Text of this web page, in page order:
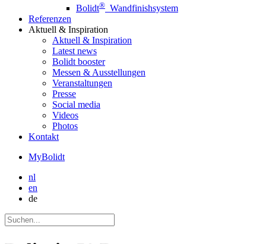
Bolidt® Wandfinishsystem
Referenzen
Aktuell & Inspiration
Aktuell & Inspiration
Latest news
Bolidt booster
Messen & Ausstellungen
Veranstaltungen
Presse
Social media
Videos
Photos
Kontakt
MyBolidt
nl
en
de